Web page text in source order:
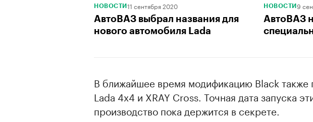
НОВОСТИ 11 сентября 2020
АвтоВАЗ выбрал названия для
нового автомобиля Lada
НОВОСТИ 9
АвтоВАЗ
В ближайшее время модификацию Black также
Lada 4x4 и XRAY Cross. Точная дата запуска
производство пока держится в секрете.